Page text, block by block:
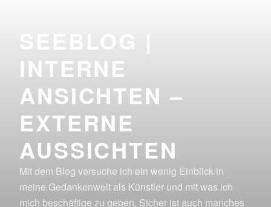
INTERNE
ANSICHTEN –
EXTERNE
AUSSICHTEN
Mit dem Blog versuche ich ein wenig Einblick in
meine Gedankenwelt als Künstler und mit was ich
mich beschäftige zu geben. Sicher ist auch manches